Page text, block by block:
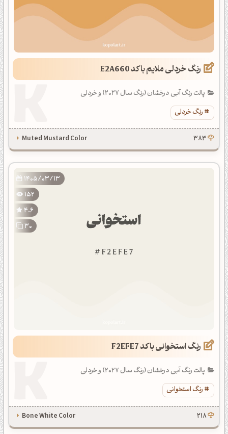
رنگ خردلی ملایم با کد E2A660
پالت رنگ آبی درخشان (رنگ سال 2027) و خردلی
رنگ خردلی
383
Muted Mustard Color
1405/03/13
152
4.6
30
رنگ استخوانی با کد F2EFE7
پالت رنگ آبی درخشان (رنگ سال 2027) و خردلی
رنگ استخوانی
218
Bone White Color